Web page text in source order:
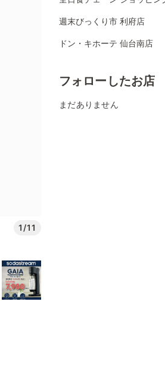
1/11
週末びっくり市 利府店
ドン・キホーテ 仙台南店
フォローしたお店
まだありません